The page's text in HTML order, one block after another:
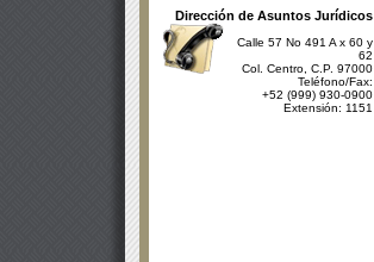
Dirección de Asuntos Jurídicos
Calle 57 No 491 A x 60 y
62
Col. Centro, C.P. 97000
Teléfono/Fax:
+52 (999) 930-0900
Extensión: 1151